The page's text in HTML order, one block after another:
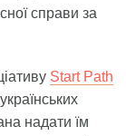
справи за
Start Path
надати їм